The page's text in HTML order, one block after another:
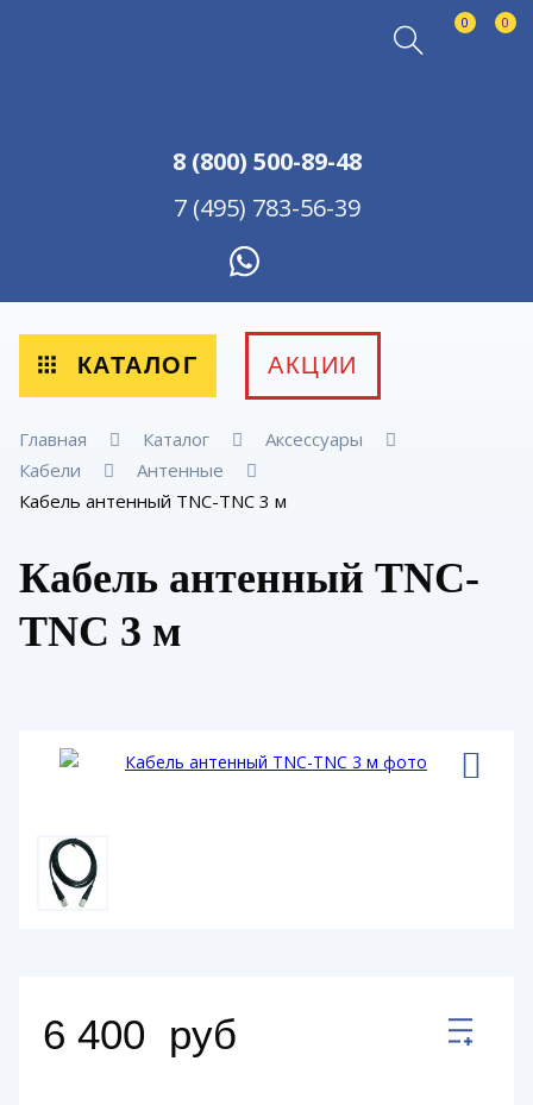
8 (800) 500-89-48
7 (495) 783-56-39
0 0
КАТАЛОГ АКЦИИ
Главная Каталог
Аксессуары
Кабели
Антенные
Кабель антенный TNC-TNC 3 м
Кабель антенный TNC-
TNC 3 м
6 400 руб